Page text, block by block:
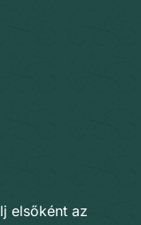
elsőként az